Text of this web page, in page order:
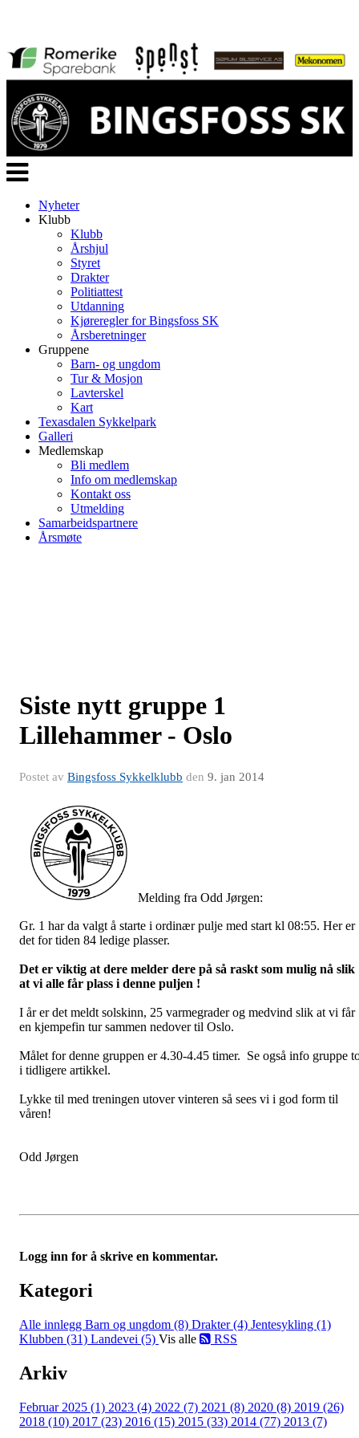
Veksle
navigasjon
Nyheter
Klubb
Klubb
Årshjul
Styret
Drakter
Politiattest
Utdanning
Kjøreregler for Bingsfoss SK
Årsberetninger
Gruppene
Barn- og ungdom
Tur & Mosjon
Lavterskel
Kart
Texasdalen Sykkelpark
Galleri
Medlemskap
Bli medlem
Info om medlemskap
Kontakt oss
Utmelding
Samarbeidspartnere
Årsmøte
Siste nytt gruppe 1
Lillehammer - Oslo
Postet av Bingsfoss Sykkelklubb den 9. jan 2014
Melding fra Odd Jørgen:
Gr. 1 har da valgt å starte i ordinær pulje med start kl 08:55. Her er
det for tiden 84 ledige plasser.
Det er viktig at dere melder dere på så raskt som mulig nå slik
at vi alle får plass i denne puljen !
I år er det meldt solskinn, 25 varmegrader og medvind slik at vi får
en kjempefin tur sammen nedover til Oslo.
Målet for denne gruppen er 4.30-4.45 timer. Se også info gruppe
i tidligere artikkel.
Lykke til med treningen utover vinteren så sees vi i god form til
våren!
Odd Jørgen
Logg inn for å skrive en kommentar.
Kategori
Alle innlegg Barn og ungdom (8) Drakter (4) Jentesykling (1)
Klubben (31) Landevei (5) Vis alle RSS
Arkiv
Februar 2025 (1) 2023 (4) 2022 (7) 2021 (8) 2020 (8) 2019 (26)
2018 (10) 2017 (23) 2016 (15) 2015 (33) 2014 (77) 2013 (7)